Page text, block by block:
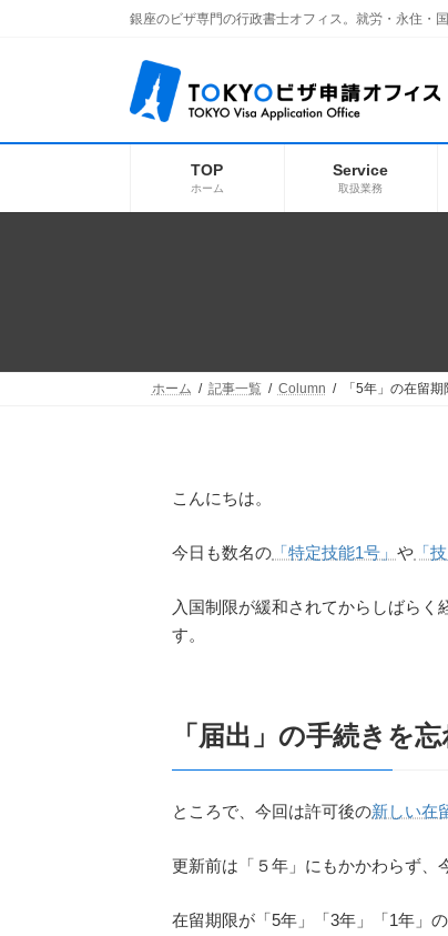
銀座のビザ専門の行政書士オフィス。就労・永住・
TOP
ホーム
Service
取扱業務
ホーム 記事一覧 Column 「5年」の在留
こんにちは。
今日も数名の 「特定技能1号」や 「
入国制限が緩和されてからしばら
す。
「届出」の手続きを
ところで、今回は許可後の新しい在
更新前は「５年」にもかかわらず、
在留期限が「5年」「3年」「1年」